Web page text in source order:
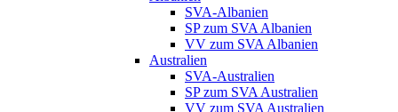
SVA-Albanien
SP zum SVA Albanien
VV zum SVA Albanien
Australien
SVA-Australien
SP zum SVA Australien
VV zum SVA Australien